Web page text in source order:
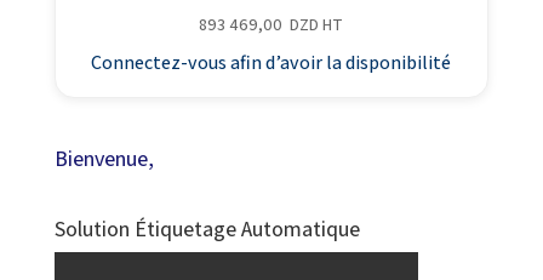
893 469,00 DZD HT
Connectez-vous afin d’avoir la disponibilité
Bienvenue,
Solution Étiquetage Automatique